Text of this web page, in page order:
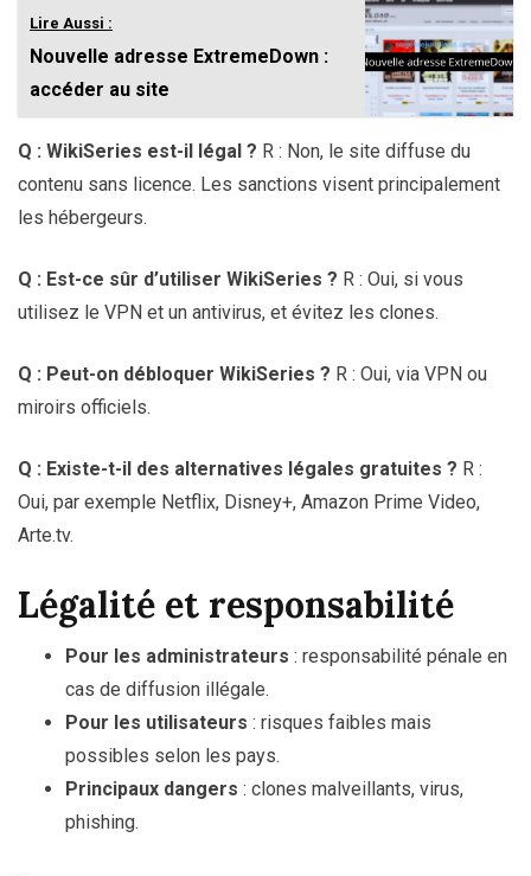
Lire Aussi :
Nouvelle adresse ExtremeDown :
accéder au site
Q : WikiSeries est-il légal ? R : Non, le site diffuse du
contenu sans licence. Les sanctions visent principalement
les hébergeurs.
Q : Est-ce sûr d’utiliser WikiSeries ? R : Oui, si vous
utilisez le VPN et un antivirus, et évitez les clones.
Q : Peut-on débloquer WikiSeries ? R : Oui, via VPN ou
miroirs officiels.
Q : Existe-t-il des alternatives légales gratuites ? R :
Oui, par exemple Netflix, Disney+, Amazon Prime Video,
Arte.tv.
Légalité et responsabilité
Pour les administrateurs : responsabilité pénale en
cas de diffusion illégale.
Pour les utilisateurs : risques faibles mais
possibles selon les pays.
Principaux dangers : clones malveillants, virus,
phishing.